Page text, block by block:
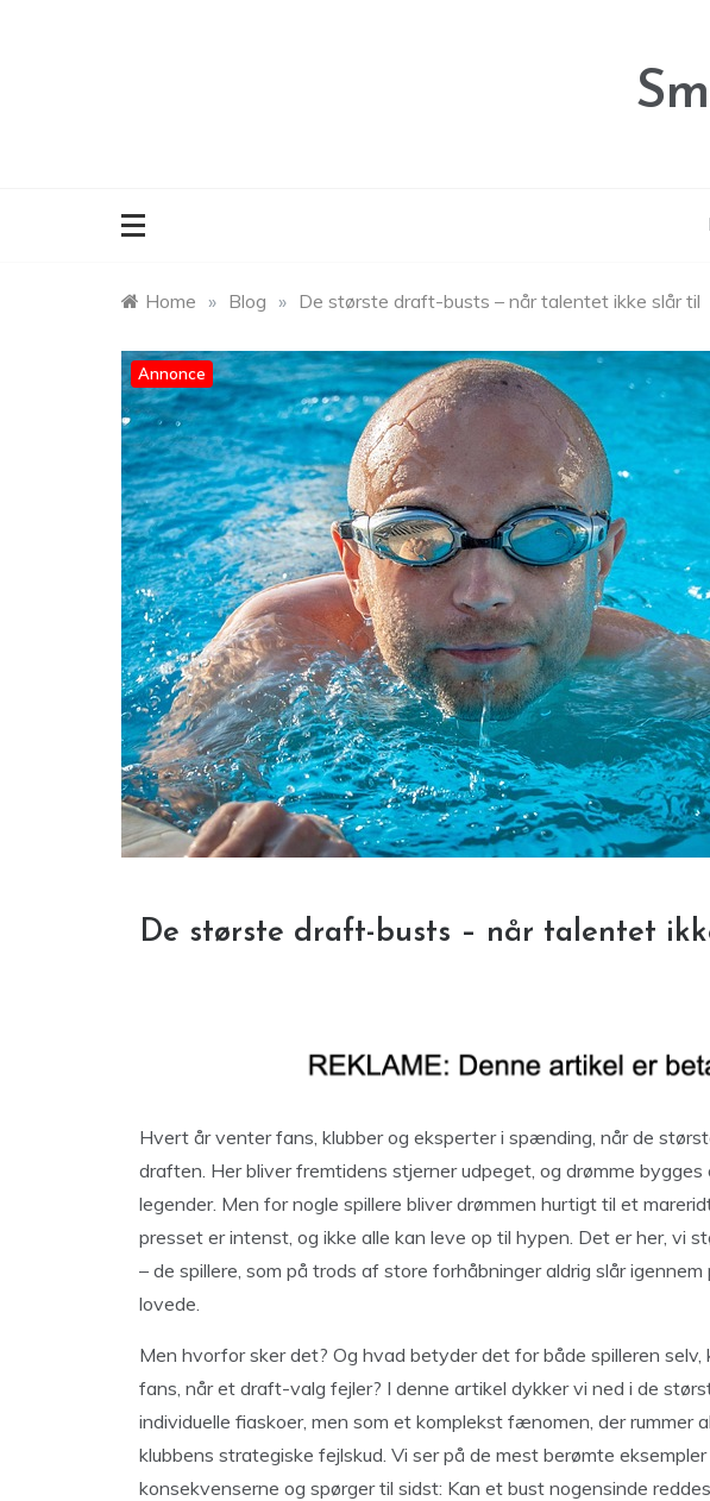
Home » Blog » De største draft-busts – når talentet ikke slår til
Annonce
De største draft-busts – når talentet
Hvert år venter fans, klubber og eksperter i spænding, når de
draften. Her bliver fremtidens stjerner udpeget, og drømme bygges
legender. Men for nogle spillere bliver drømmen hurtigt til et
presset er intenst, og ikke alle kan leve op til hypen. Det er her, vi
– de spillere, som på trods af store forhåbninger aldrig slår
lovede.
Men hvorfor sker det? Og hvad betyder det for både spilleren selv,
fans, når et draft-valg fejler? I denne artikel dykker vi ned i de
individuelle fiaskoer, men som et komplekst fænomen, der rummer
klubbens strategiske fejlskud. Vi ser på de mest berømte
konsekvenserne og spørger til sidst: Kan et bust nogensinde